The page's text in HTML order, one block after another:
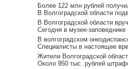
Более 122 млн рублей
В Волгоградской области
В Волгоградской области
Сегодня в музее-
В волгоградском
Специалисты в настоящее
Жители Волгоградской
Около 950 тыс. рублей